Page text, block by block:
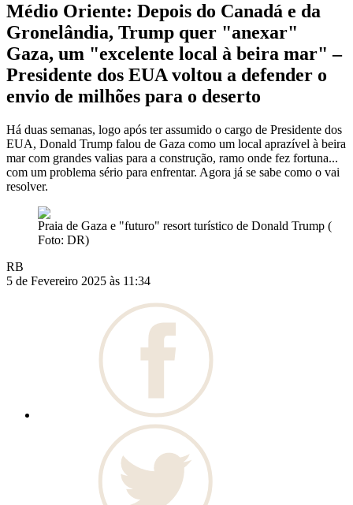
Médio Oriente: Depois do Canadá e da
Gronelândia, Trump quer "anexar"
Gaza, um "excelente local à beira mar" –
Presidente dos EUA voltou a defender o
envio de milhões para o deserto
Há duas semanas, logo após ter assumido o cargo de Presidente dos
EUA, Donald Trump falou de Gaza como um local aprazível à beira
mar com grandes valias para a construção, ramo onde fez fortuna...
com um problema sério para enfrentar. Agora já se sabe como o vai
resolver.
Praia de Gaza e "futuro" resort turístico de Donald Trump (
Foto: DR)
RB
5 de Fevereiro 2025 às 11:34